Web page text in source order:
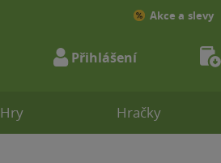
Hry Hračky
Akce a slevy
Přihlášení